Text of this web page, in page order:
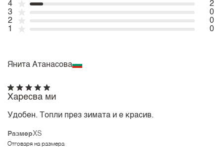
4
2
3
0
2
0
1
0
Янита Атанасова
РазмерXS
Отговаря на размера
Харесва ми
Удобен. Топли през зимата и е красив.